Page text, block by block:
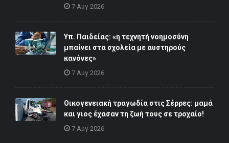
7 Αυγ 2026
Υπ. Παιδείας: «η τεχνητή νοημοσύνη
μπαίνει στα σχολεία με αυστηρούς
κανόνες»
7 Αυγ 2026
Οικογενειακή τραγωδία στις Σέρρες: μαμά
και γιος έχασαν τη ζωή τους σε τροχαίο!
7 Αυγ 2026